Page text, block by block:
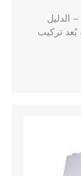
الدليل
يُعد تركيب